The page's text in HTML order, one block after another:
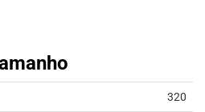
320